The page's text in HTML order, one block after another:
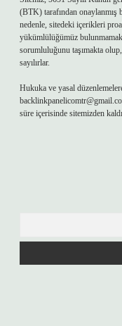
(BTK) tarafından onaylanmış
nedenle, sitedeki içerikleri
yükümlülüğümüz
sorumluluğunu taşımakta
sayılırlar.
Hukuka ve yasal
süre içerisinde sitemizden